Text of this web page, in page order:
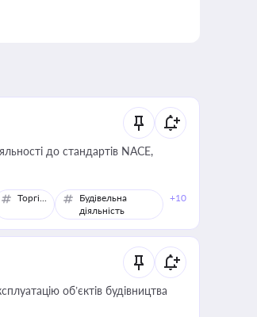
до стандартів NACE,
Торгівля
Будівельна
діяльність
+10
об’єктів будівництва